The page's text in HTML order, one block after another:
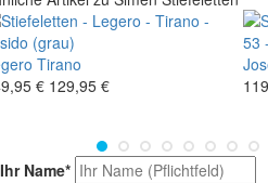
Tirano
€ 129,95 €
Ihr Name*